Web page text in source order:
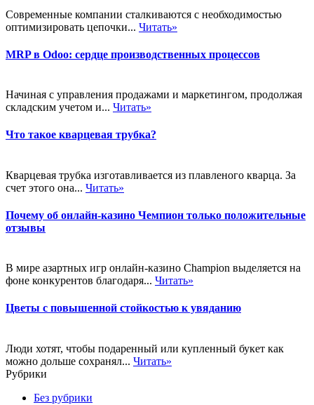
Современные компании сталкиваются с необходимостью
оптимизировать цепочки... Читать»
MRP в Odoo: сердце производственных процессов
Начиная с управления продажами и маркетингом, продолжая
складским учетом и... Читать»
Что такое кварцевая трубка?
Кварцевая трубка изготавливается из плавленого кварца. За
счет этого она... Читать»
Почему об онлайн-казино Чемпион только положительные
отзывы
В мире азартных игр онлайн-казино Champion выделяется на
фоне конкурентов благодаря... Читать»
Цветы с повышенной стойкостью к увяданию
Люди хотят, чтобы подаренный или купленный букет как
можно дольше сохранял... Читать»
Рубрики
Без рубрики